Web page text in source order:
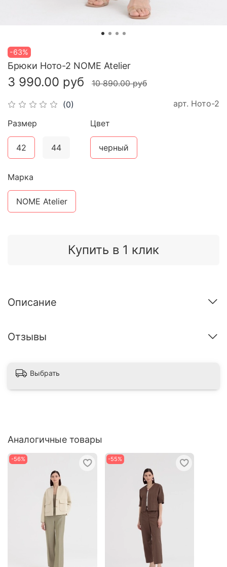
-63%
(0) арт. Ното-2
Брюки Ното-2 NOME Atelier
3 990.00 руб 10 890.00 руб
Купить в 1 клик
Размер
42 44
Цвет
черный
Марка
NOME Atelier
Описание
Отзывы
Выбрать
Аналогичные товары
-56% -55%